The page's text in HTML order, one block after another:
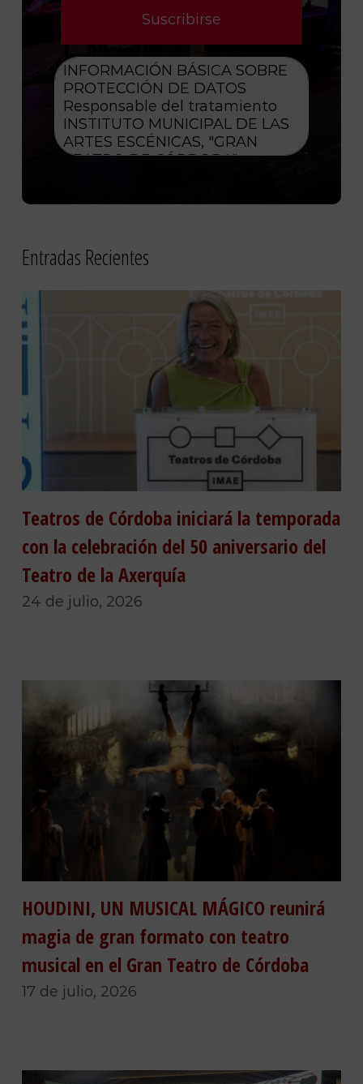
Entradas Recientes
Teatros de Córdoba iniciará la temporada
con la celebración del 50 aniversario del
Teatro de la Axerquía
24 de julio, 2026
HOUDINI, UN MUSICAL MÁGICO reunirá
magia de gran formato con teatro
musical en el Gran Teatro de Córdoba
17 de julio, 2026